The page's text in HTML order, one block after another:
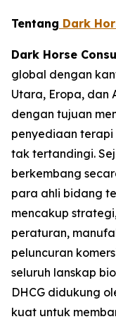
Tentang Dark
Dark Horse
global dengan
Utara, Eropa, dan
dengan tujuan
penyediaan terapi
tak tertandingi.
berkembang
para ahli bidang
mencakup
peraturan,
peluncuran
seluruh lanskap
DHCG didukung
kuat untuk